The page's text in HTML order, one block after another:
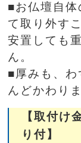
■お仏壇自
て取り外す
安置しても
ん。
■厚みも、
んどかわり
【取付け
り付】